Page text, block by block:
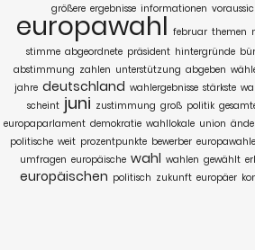
größere ergebnisse informationen
europawahl februar themen
stimme abgeordnete präsident hintergründe
abstimmung zahlen unterstützung abgeben
jahre deutschland wahlergebnisse stärkste
scheint juni zustimmung groß politik
europaparlament demokratie wahllokale union
politische weit prozentpunkte bewerber
umfragen europäische wahl wahlen gewählt
europäischen politisch zukunft europäer